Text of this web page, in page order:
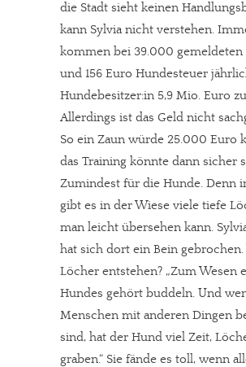
die Stadt sieht keinen
kann Sylvia nicht verstehen.
kommen bei 39.000 gemeldeten
und 156 Euro Hundesteuer
Hundebesitzer:in 5,9 Mio. Euro
Allerdings ist das Geld nicht
So ein Zaun würde 25.000 Euro
das Training könnte dann sicher
Zumindest für die Hunde. Denn
gibt es in der Wiese viele tiefe
man leicht übersehen kann.
hat sich dort ein Bein
Löcher entstehen? „Zum Wesen
Hundes gehört buddeln. Und
Menschen mit anderen Dingen
sind, hat der Hund viel Zeit,
graben.“ Sie fände es toll, wenn